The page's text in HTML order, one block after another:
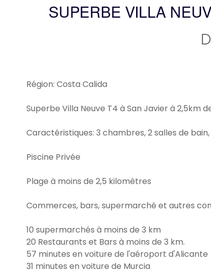
SUPERBE VILLA
Région: Costa Calida
Superbe Villa Neuve T4 à San Javier à 2,5km
Caractéristiques: 3 chambres, 2 salles de
Piscine Privée
Plage à moins de 2,5 kilomètres
Commerces, bars, supermarché et autres
10 supermarchés à moins de 3 km
20 Restaurants et Bars à moins de 3 km.
57 minutes en voiture de l'aéroport d'Alicante
31 minutes en voiture de Murcia